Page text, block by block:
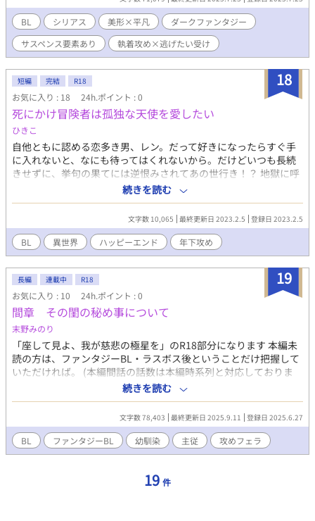
活を選んで生きていた彼。 だが、ある夜「真神雪也（まがみ せつ
や）」と名乗る男と出会ったことで、すべては静かに狂い始め
る。 雪也は、美しくも冷たい異質な気配を纏い、どこか懐かしさ
を孕んだ瞳をしていた。 その奥には、決して逃がさないという執
念のようなものを潜ませ、圧倒的な力と支配欲で蓮を絡め取り、
じわじわと追い詰めてゆく。 その執着は、愛というにはあまりに
も残酷で、優しさというにはあまりにも深かった。 蓮はその支配
のなかで抗いながらも、逃げることができず、壊れかけた心を抱
えたまま彼の傍に囚われていく。 けれどその背後では、静かに魔
女たちの戦いが始まろうとしていた。
BL シリアス 美形×平凡
ダークファンタジー
サスペンス要素あり
執着攻め×逃げたい受け
18
短編 完結 R18
お気に入り : 18 24h.ポイント : 0
死にかけ冒険者は孤独な天使を愛したい
ひきこ
自他ともに認める恋多き男、レン。だって好きになったらすぐ手
に入れないと、なにも待ってはくれないから。だけどいつも長続
きせずに、挙句の果てには逆恨みされてあの世行き！？ 地獄に呼
ばれた男が今度こそ見つけた、絶対に欲しくてたまらない相手を
何度でも追いかける攻防戦。 無意識に受けの面影を追いかけ続け
て、恋多き男として成長した元ショタ攻めの執念のお話です。 前
半攻め視点、後半受け視点。全４話。 本作は、椿朝子様主催「い
つかの約束アンソロジー」に寄稿させて頂いた「地獄に咲く花」
を改題、改稿したものです。 他サイトにも掲載。
続きを読む
文字数 10,065 最終更新日 2023.2.5 登録日 2023.2.5
BL 異世界 ハッピーエンド 年下攻め
19
長編 連載中 R18
お気に入り : 10 24h.ポイント : 0
間章 その閨の秘め事について
末野みのり
「座して見よ、我が慈悲の極星を」のR18部分になります 本編未
読の方は、ファンタジーBL・ラスボス後ということだけ把握して
いただければ。 (本編間話の話数は本編時系列と対応しておりま
す) 話中のメインCPはタイトルに表記(ゼファクロ=主従、年下
受、運命度高めCP)(シアロベ=年上受、腐れ縁度高めCP) ■恋愛方
面中心キャラ説明(年齢と肩書は十四話時点、説明は主に成立後)
ゼファー(24) 国王。長い紺碧の髪に金目。 迅雷剣ハルファドの使
い手。 しれっとした顔でクロードを独占した上で見せびらかすタ
イプ。独占欲もすごければ執着心も強いし精力も強い。ただ国王
ので職務には真面目。 クロード(17) ユーノヴェルト辺境伯。赤毛
続きを読む
文字数 78,403 最終更新日 2025.9.11 登録日 2025.6.27
BL ファンタジーBL 幼馴染 主従 攻めフェラ
19 件